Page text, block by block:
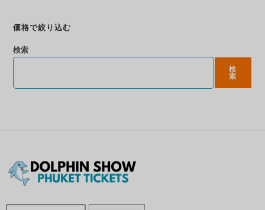
価格で絞り込む
検索
検
索